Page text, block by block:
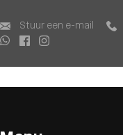
Stuur een e-mail